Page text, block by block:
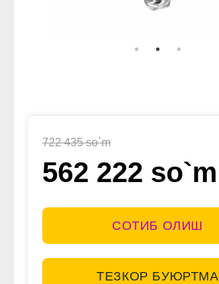
722 435 so`m
562 222 so`m
СОТИБ ОЛИШ
ТЕЗКОР БУЮРТМА